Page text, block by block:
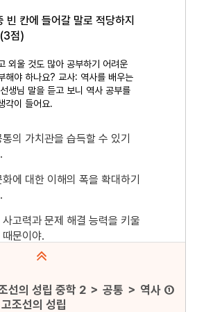
미리보기
선의 성립 중학 2 ＞ 공통 ＞ 역사 ①
조선의 성립